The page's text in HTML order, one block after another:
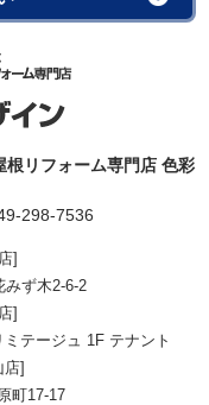
リフォーム専門店 色彩
298-7536
]
みず木2-6-2
]
テージュ 1F テナント
店]
町17-17